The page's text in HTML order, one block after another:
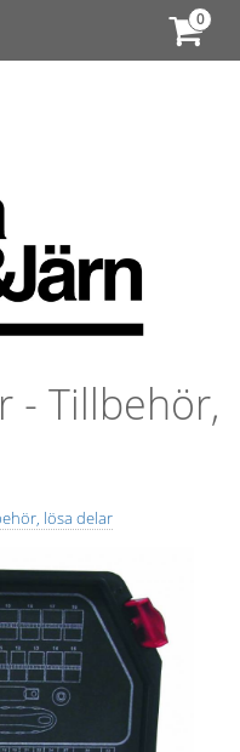
- Tillbehör,
lösa delar